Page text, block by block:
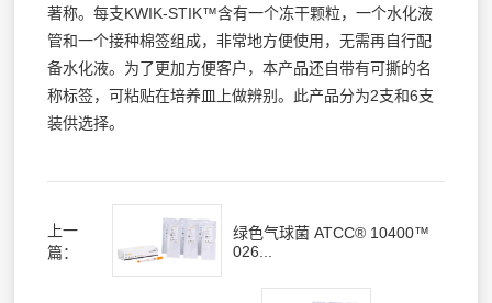
著称。每支KWIK-STIK™含有一个冻干颗粒，一个水化液
管和一个接种棉签组成，非常地方便使用，无需再自行配
备水化液。为了更加方便客户，本产品还自带有可撕的名
称标签，可粘贴在培养皿上做辨别。此产品分为2支和6支
装供选择。
上一
篇：
绿色气球菌 ATCC® 10400™
026...